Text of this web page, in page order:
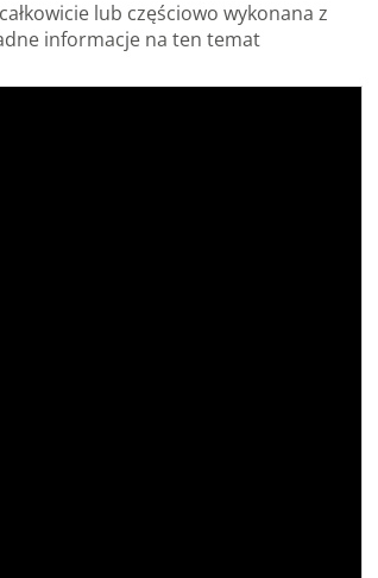
lub częściowo wykonana z
informacje na ten temat